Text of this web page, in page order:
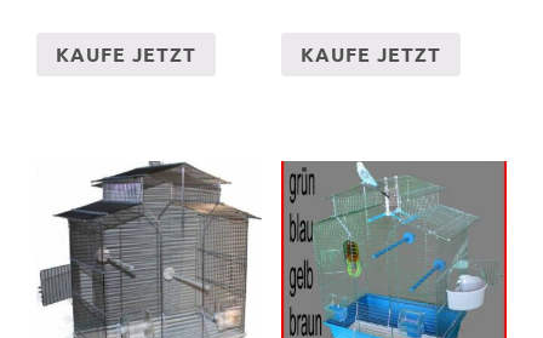
KAUFE JETZT KAUFE JETZT